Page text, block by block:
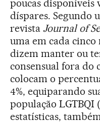
poucas disponíveis
díspares. Segundo
revista Journal of
uma em cada cinco
dizem manter ou
consensual fora do
colocam o
4%, equiparando
população LGTBQI
estatísticas,